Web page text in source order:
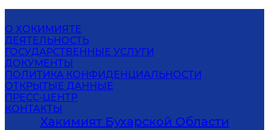
О ХОКИМИЯТЕ
ДЕЯТЕЛЬНОСТЬ
ГОСУДАРСТВЕННЫЕ УСЛУГИ
ДОКУМЕНТЫ
ПОЛИТИКА КОНФИДЕНЦИАЛЬНОСТИ
ОТКРЫТЫЕ ДАННЫЕ
ПРЕСС-ЦЕНТР
КОНТАКТЫ
Хакимият Бухарской Области